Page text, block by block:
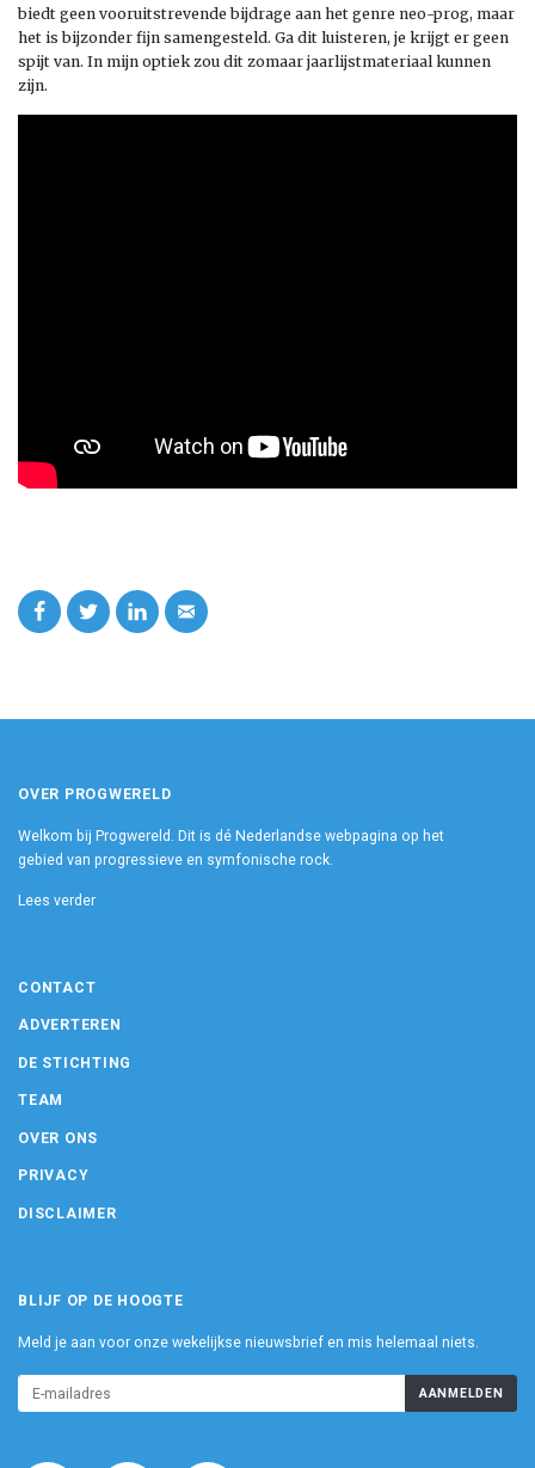
biedt geen vooruitstrevende bijdrage aan het genre neo-prog, maar
het is bijzonder fijn samengesteld. Ga dit luisteren, je krijgt er geen
spijt van. In mijn optiek zou dit zomaar jaarlijstmateriaal kunnen
zijn.
OVER PROGWERELD
Welkom bij Progwereld. Dit is dé Nederlandse webpagina op het
gebied van progressieve en symfonische rock.
Lees verder
CONTACT
ADVERTEREN
DE STICHTING
TEAM
OVER ONS
PRIVACY
DISCLAIMER
BLIJF OP DE HOOGTE
Meld je aan voor onze wekelijkse nieuwsbrief en mis helemaal niets.
AANMELDEN